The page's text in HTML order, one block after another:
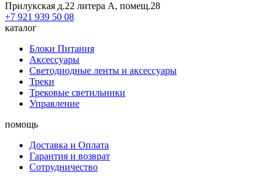
Прилукская д.22 литера А, помещ.28
+7 921 939 50 08
каталог
Блоки Питания
Аксессуары
Светодиодные ленты и аксессуары
Треки
Трековые светильники
Управление
помощь
Доставка и Оплата
Гарантия и возврат
Сотрудничество